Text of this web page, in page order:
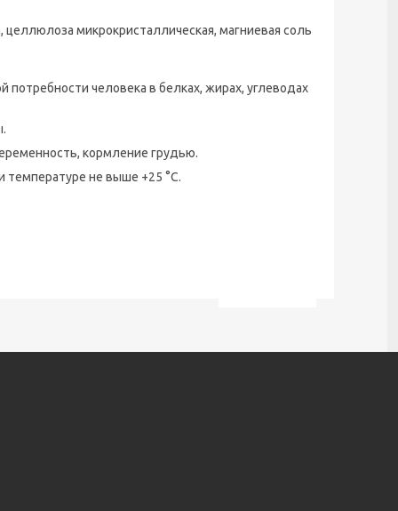
целлюлоза микрокристаллическая, магниевая соль
потребности человека в белках, жирах, углеводах
кормление грудью.
температуре не выше +25 °С.